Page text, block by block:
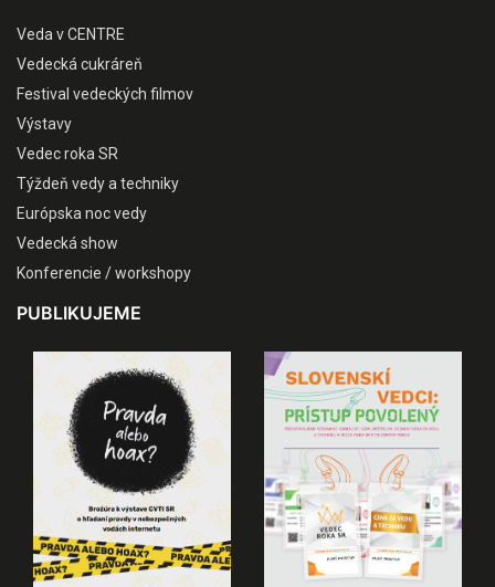
Veda v CENTRE
Vedecká cukráreň
Festival vedeckých filmov
Výstavy
Vedec roka SR
Týždeň vedy a techniky
Európska noc vedy
Vedecká show
Konferencie / workshopy
PUBLIKUJEME